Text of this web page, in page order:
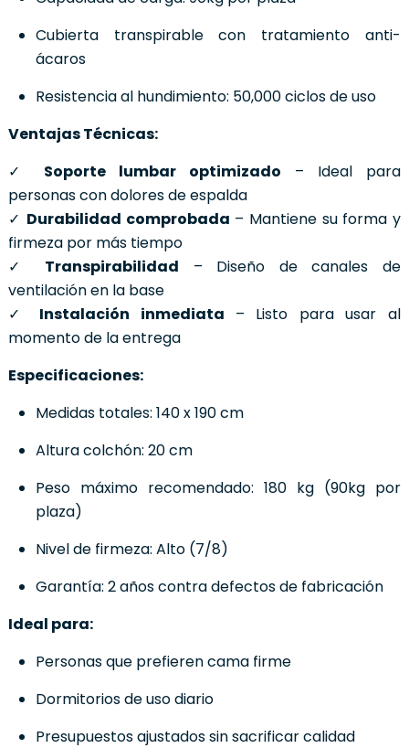
Cubierta transpirable con tratamiento anti-
ácaros
Resistencia al hundimiento: 50,000 ciclos de uso
Ventajas Técnicas:
✓ Soporte lumbar optimizado – Ideal para
personas con dolores de espalda
✓ Durabilidad comprobada – Mantiene su forma y
firmeza por más tiempo
✓ Transpirabilidad – Diseño de canales de
ventilación en la base
✓ Instalación inmediata – Listo para usar al
momento de la entrega
Especificaciones:
Medidas totales: 140 x 190 cm
Altura colchón: 20 cm
Peso máximo recomendado: 180 kg (90kg por
plaza)
Nivel de firmeza: Alto (7/8)
Garantía: 2 años contra defectos de fabricación
Ideal para:
Personas que prefieren cama firme
Dormitorios de uso diario
Presupuestos ajustados sin sacrificar calidad